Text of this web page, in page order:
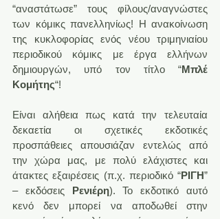
“αναστάτωσε” τους φίλους/αναγνώστες
των κόμικς πανελληνίως! Η ανακοίνωση
της κυκλοφορίας ενός νέου τριμηνιαίου
περιοδικού κόμικς με έργα ελλήνων
δημιουργών, υπό τον τίτλο “Μπλέ
Κομήτης“!
Είναι αλήθεια πως κατά την τελευταία
δεκαετία οι σχετικές εκδοτικές
προσπάθειες απουσιάζαν εντελώς από
την χώρα μας, με πολύ ελάχιστες και
άτακτες εξαιρέσεις (π.χ. περιοδικό “ΡΙΓΗ”
– εκδόσεις Ρενιέρη). Το εκδοτικό αυτό
κενό δεν μπορεί να αποδωθεί στην